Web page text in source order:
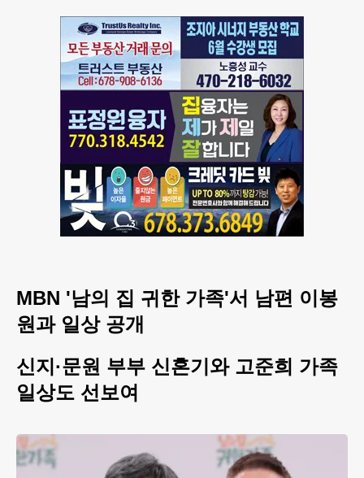
MBN '남의 집 귀한 가족'서 남편 이봉
원과 일상 공개
신지·문원 부부 신혼기와 고준희 가족
일상도 선보여